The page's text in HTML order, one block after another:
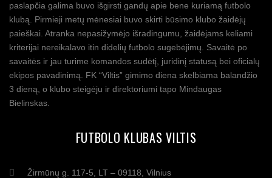
paslapčia galima buvo išgirsti gandų apie bene kuriamą futbolo
klubą. Pirmieji metų mėnesiai buvo skirti būsimo klubo žaidėjų
paieškai. Atranka nepasižymėjo išradingumu, žaidėjams keliami
kriterijai nereikalavo itin didelių futbolo sugebėjimų. Savaitė po
savaitės ir jau turime komandos sudėtį, juridinį statusą bei oficialų
ekipos pavadinimą. FK “Viltis” gimimo diena skelbiama balandžio
3 dieną, o klubo steigėju ir direktoriumi tapo Mindaugas
Bielinskas.
FUTBOLO KLUBAS VILTIS
Žirmūnų g. 117-5, LT – 09118, Vilnius